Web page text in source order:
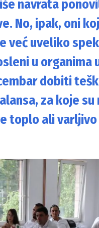
navrata
No, ipak, oni
već uveliko
u organima
dobiti
za koje su
toplo ali